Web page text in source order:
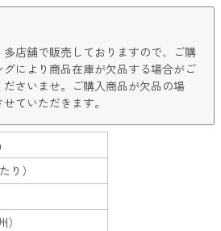
店舗で販売しておりますので、ご購
グにより商品在庫が欠品する場合がご
さいませ。ご購入商品が欠品の場
ていただきます。
り）